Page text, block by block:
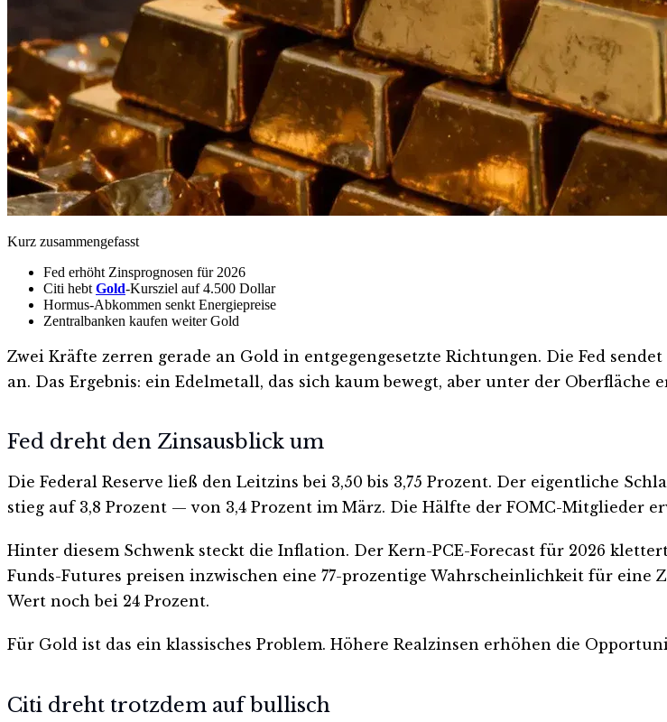
Kurz zusammengefasst
Fed erhöht Zinsprognosen für 2026
Citi hebt Gold-Kursziel auf 4.500 Dollar
Hormus-Abkommen senkt Energiepreise
Zentralbanken kaufen weiter Gold
Zwei Kräfte zerren gerade an Gold in entgegengesetzte Richtungen. Die Fed
an. Das Ergebnis: ein Edelmetall, das sich kaum bewegt, aber unter der Oberfläche
Fed dreht den Zinsausblick um
Die Federal Reserve ließ den Leitzins bei 3,50 bis 3,75 Prozent. Der eigentliche
stieg auf 3,8 Prozent — von 3,4 Prozent im März. Die Hälfte der FOMC-Mitglieder
Hinter diesem Schwenk steckt die Inflation. Der Kern-PCE-Forecast für 2026
Funds-Futures preisen inzwischen eine 77-prozentige Wahrscheinlichkeit für eine
Wert noch bei 24 Prozent.
Für Gold ist das ein klassisches Problem. Höhere Realzinsen erhöhen die
Citi dreht trotzdem auf bullisch